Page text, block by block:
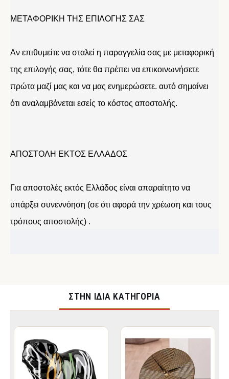
ΜΕΤΑΦΟΡΙΚΗ ΤΗΣ ΕΠΙΛΟΓΗΣ ΣΑΣ
Αν επιθυμείτε να σταλεί η παραγγελία σας με μεταφορική
της επιλογής σας, τότε θα πρέπει να επικοινωνήσετε
πρώτα μαζί μας και να μας ενημερώσετε. αυτό σημαίνει
ότι αναλαμβάνεται εσείς το κόστος αποστολής.
ΑΠΟΣΤΟΛΗ ΕΚΤΟΣ ΕΛΛΑΔΟΣ
Για αποστολές εκτός Ελλάδος είναι απαραίτητο να
υπάρξει συνεννόηση (σε ότι αφορά την χρέωση και τους
τρόπους αποστολής) .
ΣΤΉΝ ΊΔΙΑ ΚΑΤΗΓΟΡΊΑ